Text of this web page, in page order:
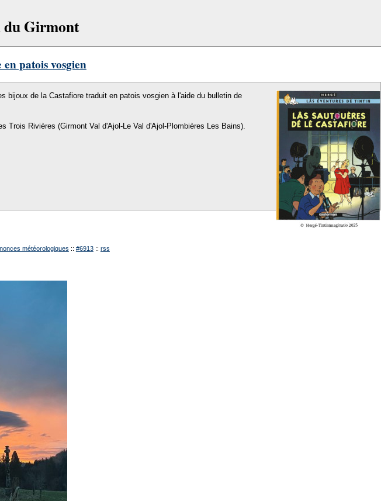
Girmont
patois vosgien
bijoux de la Castafiore traduit en patois vosgien à l'aide du bulletin de
Trois Rivières (Girmont Val d'Ajol-Le Val d'Ajol-Plombières Les Bains).
météorologiques :: #6913 :: rss